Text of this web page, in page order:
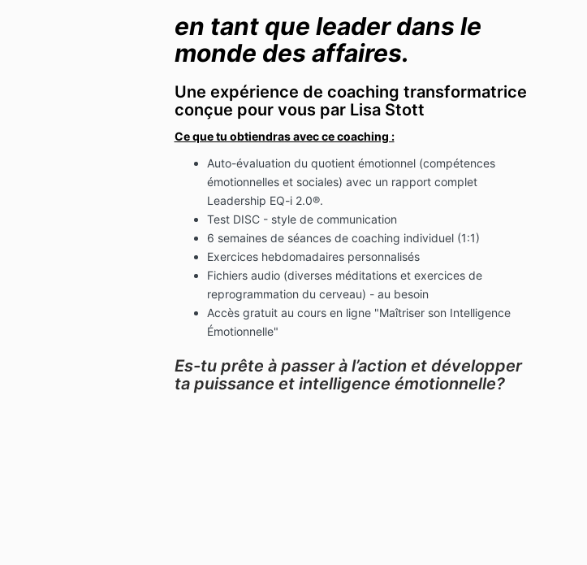
en tant que leader dans le
monde des affaires.
Une expérience de coaching transformatrice
conçue pour vous par Lisa Stott
Ce que tu obtiendras avec ce coaching :
Auto-évaluation du quotient émotionnel (compétences
émotionnelles et sociales) avec un rapport complet
Leadership EQ-i 2.0®.
Test DISC - style de communication
6 semaines de séances de coaching individuel (1:1)
Exercices hebdomadaires personnalisés
Fichiers audio (diverses méditations et exercices de
reprogrammation du cerveau) - au besoin
Accès gratuit au cours en ligne "Maîtriser son Intelligence
Émotionnelle"
Es-tu prête à passer à l’action et développer
ta puissance et intelligence émotionnelle?